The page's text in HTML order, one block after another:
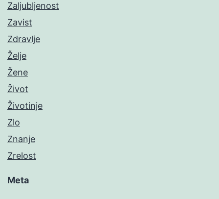
Zaljubljenost
Zavist
Zdravlje
Želje
Žene
Život
Životinje
Zlo
Znanje
Zrelost
Meta